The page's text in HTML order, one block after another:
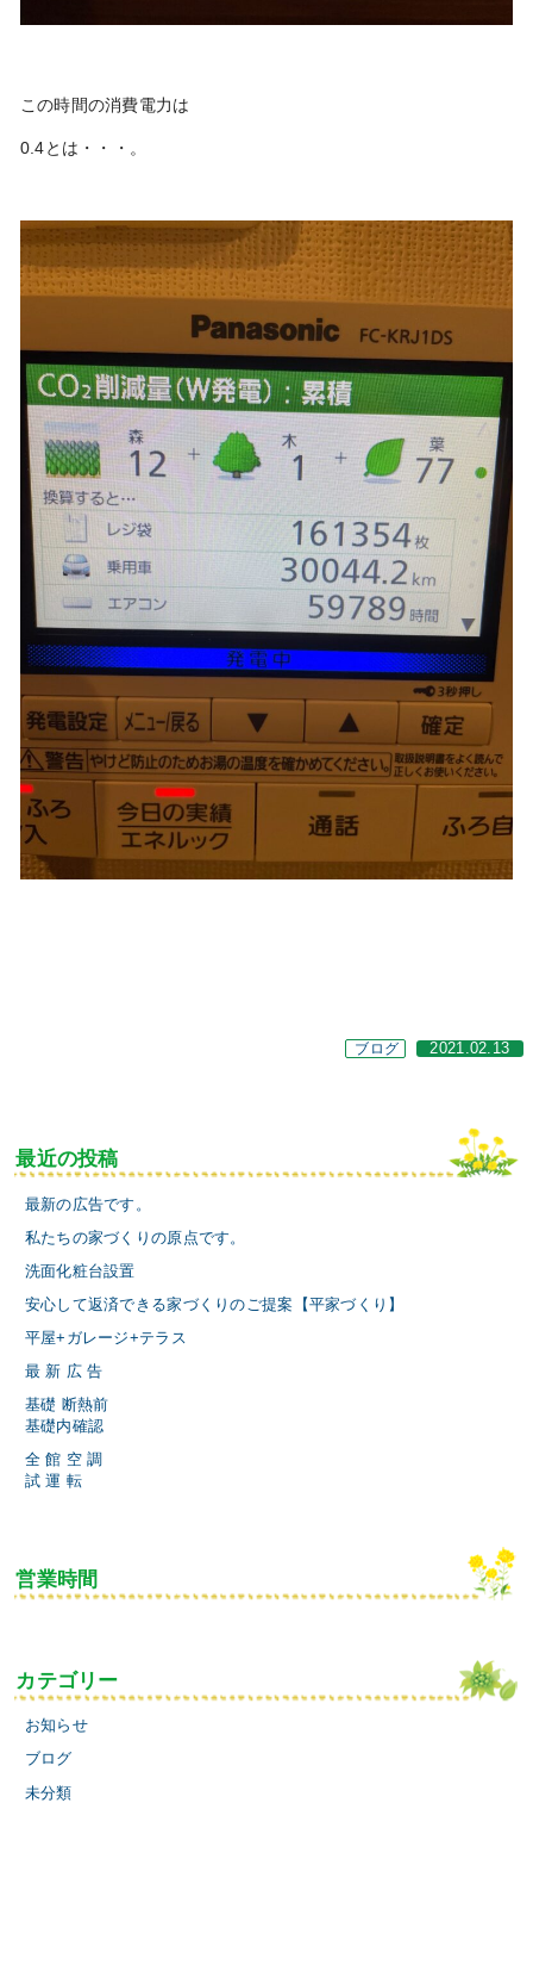
この時間の消費電力は
0.4とは・・・。
ブログ 2021.02.13
最近の投稿
最新の広告です。
私たちの家づくりの原点です。
洗面化粧台設置
安心して返済できる家づくりのご提案【平家づくり】
平屋+ガレージ+テラス
最 新 広 告
基礎 断熱前
基礎内確認
全 館 空 調
試 運 転
営業時間
カテゴリー
お知らせ
ブログ
未分類